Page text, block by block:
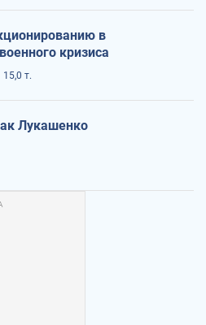
в
кризиса
15,0 т.
Лукашенко